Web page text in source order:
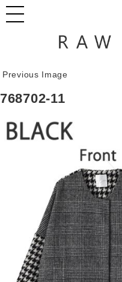
Previous Image
768702-11